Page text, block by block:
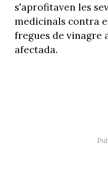
s'aprofitaven les
medicinals contra
fregues de vinagre
afectada.